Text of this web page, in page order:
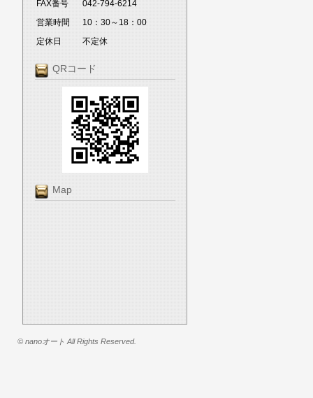
FAX番号
042-794-6214
営業時間
10：30～18：00
定休日
不定休
QRコード
Map
© nanoオート All Rights Reserved.